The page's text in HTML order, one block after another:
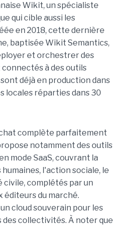
Wikit, un spécialiste
qui cible aussi les
en 2018, cette dernière
baptisée Wikit Semantics,
et orchestrer des
à des outils
déjà en production dans
locales réparties dans 30
complète parfaitement
notamment des outils
mode SaaS, couvrant la
l'action sociale, le
complétés par un
éditeurs du marché.
cloud souverain pour les
collectivités. À noter que